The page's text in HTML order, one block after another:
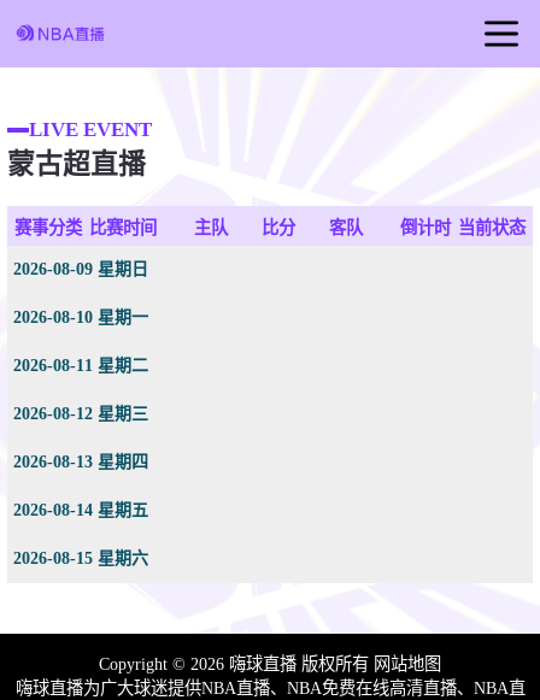
足球直播
篮球直播
LIVE EVENT
蒙古超直播
赛事分类 比赛时间 主队 比分 客队 倒计时 当前状态
2026-08-09 星期日
2026-08-10 星期一
2026-08-11 星期二
2026-08-12 星期三
2026-08-13 星期四
2026-08-14 星期五
2026-08-15 星期六
Copyright © 2026 嗨球直播 版权所有 网站地图
嗨球直播为广大球迷提供NBA直播、NBA免费在线高清直播、NBA直